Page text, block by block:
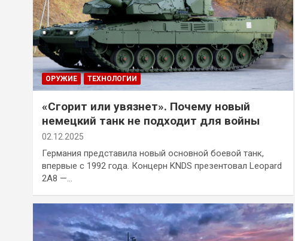
ОРУЖИЕ ТЕХНОЛОГИИ
«Сгорит или увязнет». Почему новый
немецкий танк не подходит для войны
02.12.2025
Германия представила новый основной боевой танк,
впервые с 1992 года. Концерн KNDS презентовал Leopard
2A8 —…